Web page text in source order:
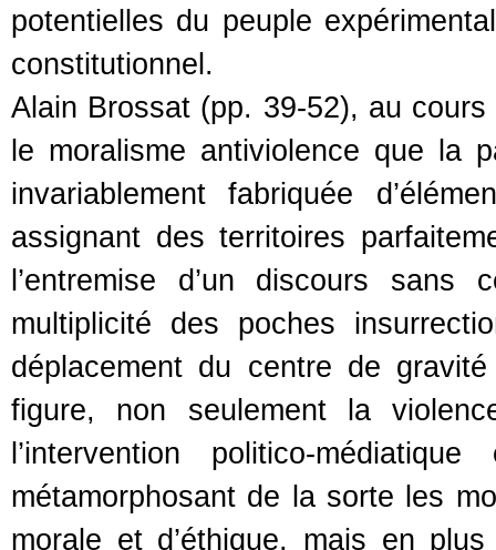
potentielles du peuple
constitutionnel.
Alain Brossat (pp. 39-52), au
le moralisme antiviolence que la
invariablement fabriquée
assignant des territoires
l’entremise d’un discours
multiplicité des poches
déplacement du centre de
figure, non seulement la
l’intervention politico-
métamorphosant de la sorte les
morale et d’éthique, mais en